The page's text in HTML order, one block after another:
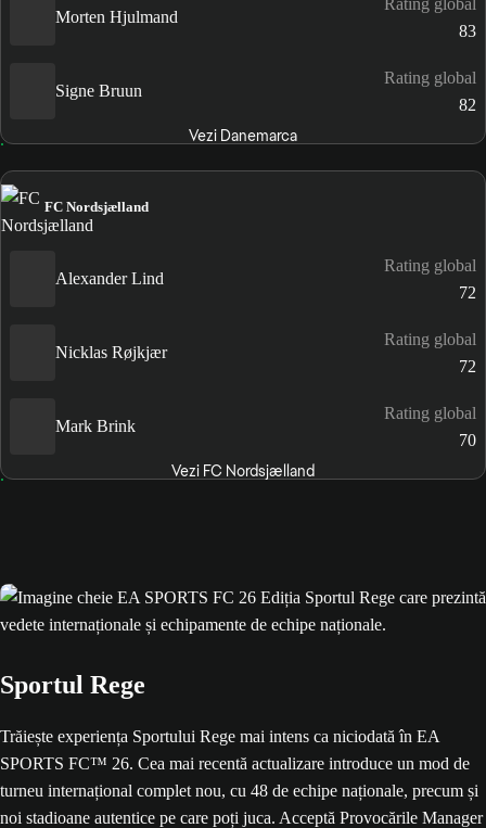
Morten Hjulmand
83
Signe Bruun
Rating global
82
Vezi Danemarca
FC Nordsjælland
Alexander Lind
Rating global
72
Nicklas Røjkjær
Rating global
72
Mark Brink
Rating global
70
Vezi FC Nordsjælland
Sportul Rege
Trăiește experiența Sportului Rege mai intens ca niciodată în EA
SPORTS FC™ 26. Cea mai recentă actualizare introduce un mod de
turneu internațional complet nou, cu 48 de echipe naționale, precum și
noi stadioane autentice pe care poți juca. Acceptă Provocările Manager